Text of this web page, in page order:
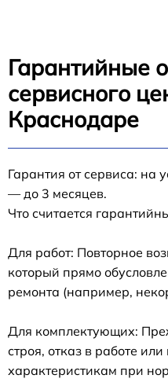
Гарантийные
сервисного
Краснодаре
Гарантия от сервиса: на
— до 3 месяцев.
Что считается
Для работ: Повторное
который прямо
ремонта (например,
Для комплектующих:
строя, отказ в работе
характеристикам при